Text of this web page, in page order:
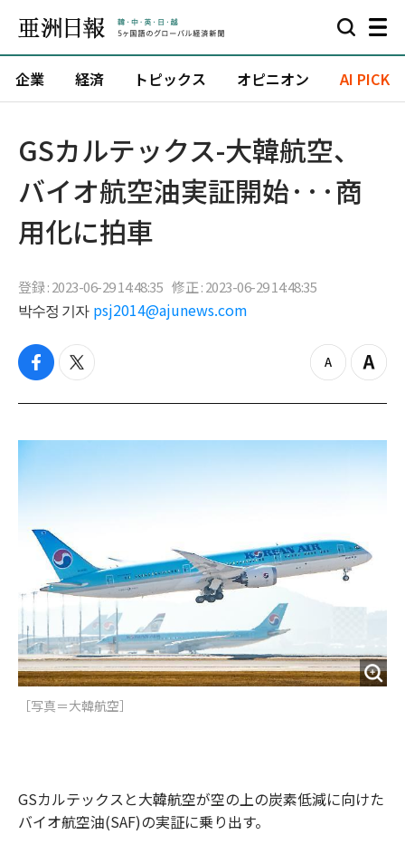
企業 経済 トピックス オピニオン AI PICK
GSカルテックス-大韓航空、
バイオ航空油実証開始···商
用化に拍車
登録 : 2023-06-29 14:48:35 修正 : 2023-06-29 14:48:35
박수정 기자 psj2014@ajunews.com
f
c
b
t
i
t
z
o
o
Z
o
i
［写真＝大韓航空］
GSカルテックスと大韓航空が空の上の炭素低減に向けた
バイオ航空油(SAF)の実証に乗り出す。